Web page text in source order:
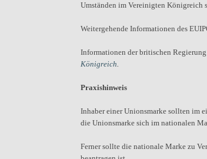
Umständen im Vereinigten Königreich
Weitergehende Informationen des
Informationen der britischen
Königreich.
Praxishinweis
Inhaber einer Unionsmarke sollten im
die Unionsmarke sich im nationalen
Ferner sollte die nationale Marke zu